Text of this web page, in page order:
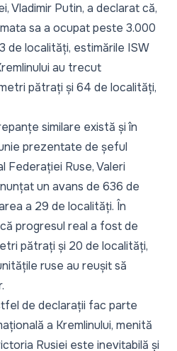
Vladimir Putin, a declarat că,
sa a ocupat peste 3.000
de localități, estimările ISW
au trecut
pătrați și 64 de localități,
similare există și în
prezentate de șeful
Federației Ruse, Valeri
un avans de 636 de
a 29 de localități. În
progresul real a fost de
pătrați și 20 de localități,
ruse au reușit să
de declarații fac parte
a Kremlinului, menită
Rusiei este inevitabilă și